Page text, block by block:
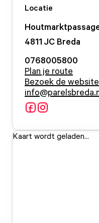
Locatie
4811 JC Breda
0768005800
Plan je route
Bezoek de website
Kaart wordt geladen...